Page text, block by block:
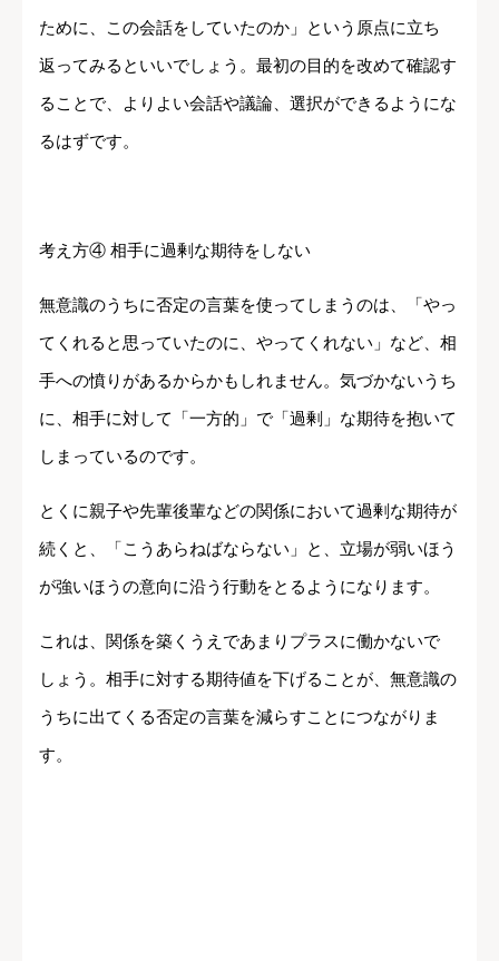
ために、この会話をしていたのか」という原点に立ち
返ってみるといいでしょう。最初の目的を改めて確認す
ることで、よりよい会話や議論、選択ができるようにな
るはずです。
考え方④ 相手に過剰な期待をしない
無意識のうちに否定の言葉を使ってしまうのは、「やっ
てくれると思っていたのに、やってくれない」など、相
手への憤りがあるからかもしれません。気づかないうち
に、相手に対して「一方的」で「過剰」な期待を抱いて
しまっているのです。
とくに親子や先輩後輩などの関係において過剰な期待が
続くと、「こうあらねばならない」と、立場が弱いほう
が強いほうの意向に沿う行動をとるようになります。
これは、関係を築くうえであまりプラスに働かないで
しょう。相手に対する期待値を下げることが、無意識の
うちに出てくる否定の言葉を減らすことにつながりま
す。